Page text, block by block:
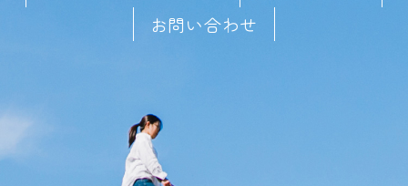
お問い合わせ